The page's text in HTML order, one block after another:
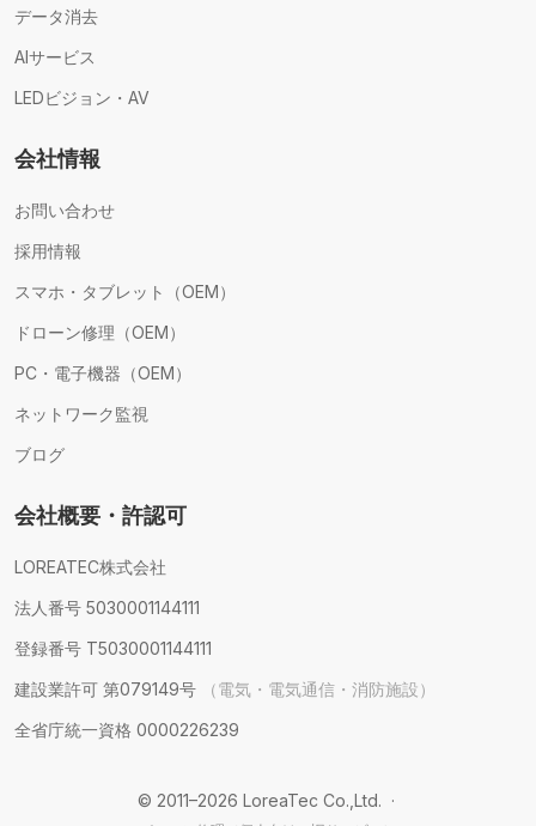
データ消去
AIサービス
LEDビジョン・AV
会社情報
お問い合わせ
採用情報
スマホ・タブレット（OEM）
ドローン修理（OEM）
PC・電子機器（OEM）
ネットワーク監視
ブログ
会社概要・許認可
LOREATEC株式会社
法人番号 5030001144111
登録番号 T5030001144111
建設業許可 第079149号
（電気・電気通信・消防施設）
全省庁統一資格 0000226239
© 2011–2026 LoreaTec Co.,Ltd. ·